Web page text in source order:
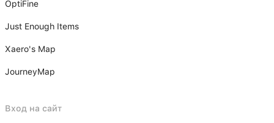
OptiFine
Just Enough Items
Xаero's Mаp
JourneyMap
Вход на сайт